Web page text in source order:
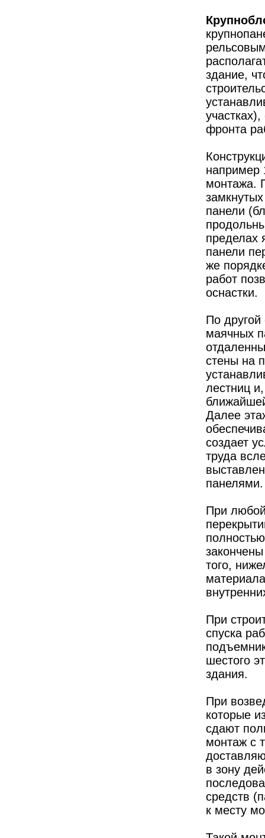
здание,
фронта
например
монтажа.
панели
пределах
панели
же
работ
оснастки.
По другой
маячных
стены на
лестниц
Далее
создает
труда
панелями.
При
того,
При
спуска
шестого
здания.
При
которые
сдают
монтаж с
в зону
средств
к месту